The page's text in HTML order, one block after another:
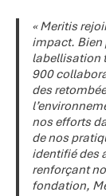
« Meritis
impact. Bien
labellisation
900
des
nos efforts
de nos
identifié des
renforçant
fondation,